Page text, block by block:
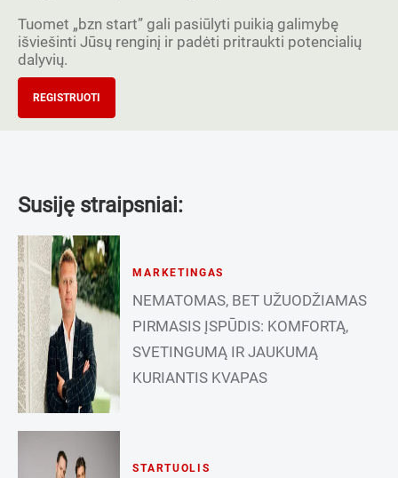
Tuomet „bzn start” gali pasiūlyti puikią galimybę
išviešinti Jūsų renginį ir padėti pritraukti potencialių
dalyvių.
REGISTRUOTI
Susiję straipsniai:
MARKETINGAS
NEMATOMAS, BET UŽUODŽIAMAS
PIRMASIS ĮSPŪDIS: KOMFORTĄ,
SVETINGUMĄ IR JAUKUMĄ
KURIANTIS KVAPAS
STARTUOLIS